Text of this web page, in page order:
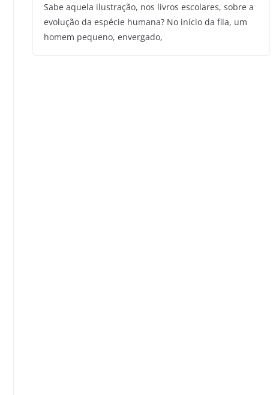
Sabe aquela ilustração, nos livros escolares, sobre a
evolução da espécie humana? No início da fila, um
homem pequeno, envergado,